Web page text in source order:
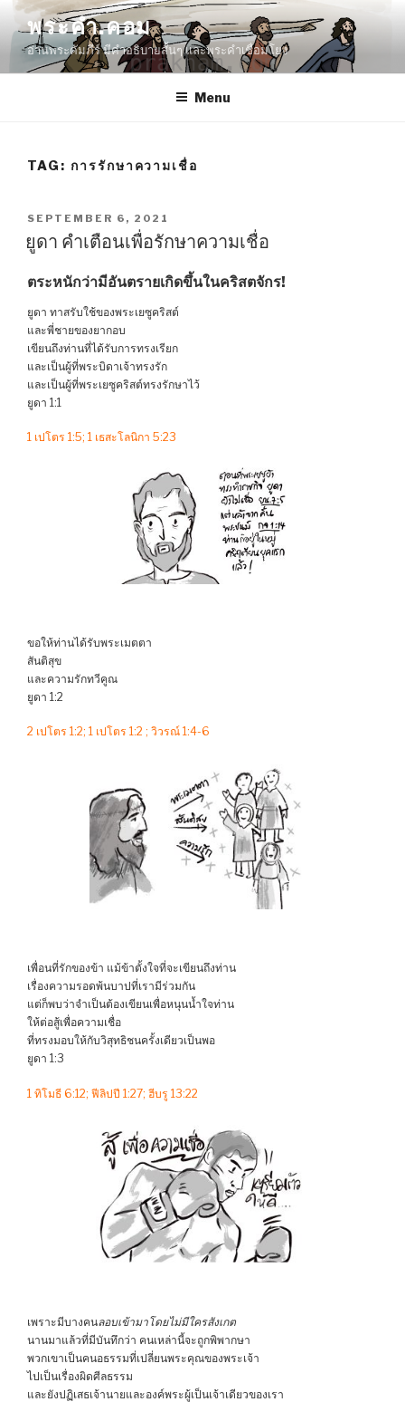
Skip
content
พระคำ.คอม
อ่านพระคัมภีร์ มีคำอธิบายสั้นๆ และพระคำเชื่อมโยง
Menu
TAG: การรักษาความเชื่อ
POSTED
SEPTEMBER 6, 2021
ยูดา คำเตือนเพื่อรักษาความเชื่อ
ตระหนักว่ามีอันตรายเกิดขึ้นในคริสตจักร!
ยูดา ทาสรับใช้ของพระเยซูคริสต์
และพี่ชายของยากอบ
เขียนถึงท่านที่ได้รับการทรงเรียก
และเป็นผู้ที่พระบิดาเจ้าทรงรัก
และเป็นผู้ที่พระเยซูคริสต์ทรงรักษาไว้
ยูดา 1:1
1 เปโตร 1:5; 1 เธสะโลนิกา 5:23
ขอให้ท่านได้รับพระเมตตา
สันติสุข
และความรักทวีคูณ
ยูดา 1:2
2 เปโตร 1:2; 1 เปโตร 1:2 ; วิวรณ์ 1:4-6
เพื่อนที่รักของข้า แม้ข้าตั้งใจที่จะเขียนถึงท่าน
เรื่องความรอดพ้นบาปที่เรามีร่วมกัน
แต่ก็พบว่าจำเป็นต้องเขียนเพื่อหนุนน้ำใจท่าน
ให้ต่อสู้เพื่อความเชื่อ
ที่ทรงมอบให้กับวิสุทธิชนครั้งเดียวเป็นพอ
ยูดา 1:3
1 ทิโมธี 6:12; ฟีลิปปี 1:27; ฮีบรู 13:22
เพราะมีบางคนลอบเข้ามาโดยไม่มีใครสังเกต
นานมาแล้วที่มีบันทึกว่า คนเหล่านี้จะถูกพิพากษา
พวกเขาเป็นคนอธรรมที่เปลี่ยนพระคุณของพระเจ้า
ไปเป็นเรื่องผิดศีลธรรม
และยังปฏิเสธเจ้านายและองค์พระผู้เป็นเจ้าเดียวของเรา